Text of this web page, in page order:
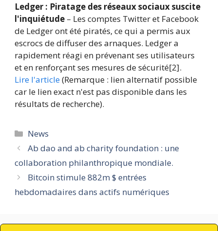
Ledger : Piratage des réseaux sociaux suscite
l'inquiétude – Les comptes Twitter et Facebook
de Ledger ont été piratés, ce qui a permis aux
escrocs de diffuser des arnaques. Ledger a
rapidement réagi en prévenant ses utilisateurs
et en renforçant ses mesures de sécurité[2].
Lire l'article(Remarque : lien alternatif possible
car le lien exact n'est pas disponible dans les
résultats de recherche).
Catégories
News
Ab dao and ab charity foundation : une
collaboration philanthropique mondiale.
Bitcoin stimule 882m $ entrées
hebdomadaires dans actifs numériques